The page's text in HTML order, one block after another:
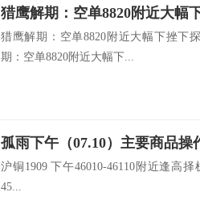
猎鹰解期：空单8820附近大幅下挫下
期：空单8820附近大幅下...
孤雨下午（07.10）主要商品操
沪铜1909 下午46010-46110附近逢高
45...